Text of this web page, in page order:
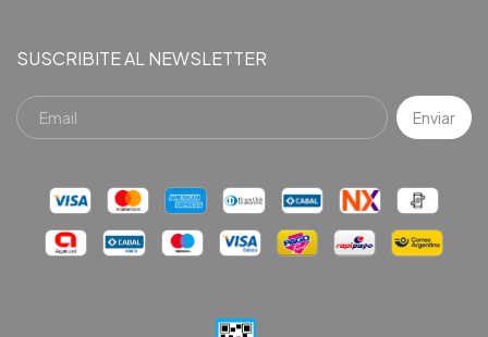
SUSCRIBITE AL NEWSLETTER